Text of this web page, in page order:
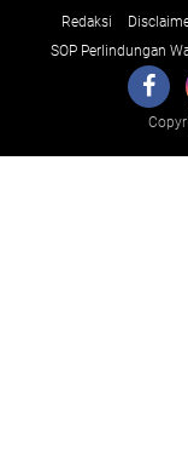
Redaksi
SOP Perlindungan